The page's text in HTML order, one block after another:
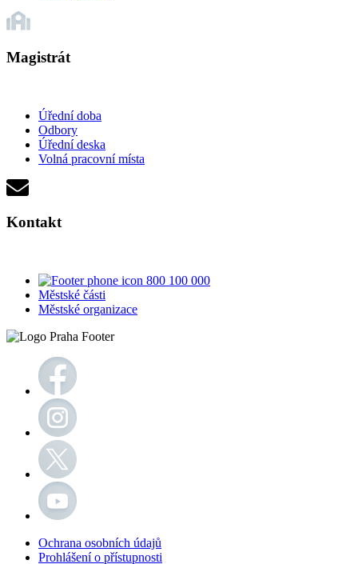
Magistrát
Úřední doba
Odbory
Úřední deska
Volná pracovní místa
Kontakt
800 100 000
Městské části
Městské organizace
Ochrana osobních údajů
Prohlášení o přístupnosti